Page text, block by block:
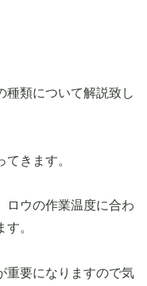
種類について解説致し
きます。
ロウの作業温度に合わ
。
重要になりますので気